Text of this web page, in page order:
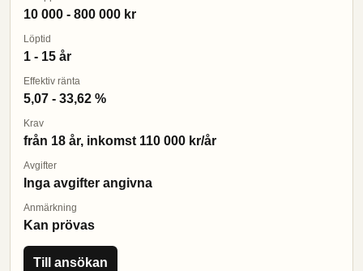
10 000 - 800 000 kr
Löptid
1 - 15 år
Effektiv ränta
5,07 - 33,62 %
Krav
från 18 år, inkomst 110 000 kr/år
Avgifter
Inga avgifter angivna
Anmärkning
Kan prövas
Till ansökan